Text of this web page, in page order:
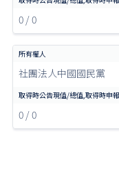
0 / 0
社團法人中國國民黨
0 / 0